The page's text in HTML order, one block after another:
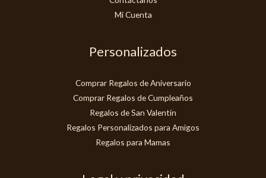
Mi Cuenta
Personalizados
Comprar Regalos de Aniversario
Comprar Regalos de Cumpleaños
Regalos de San Valentín
Regalos Personalizados para Amigos
Regalos para Mamas